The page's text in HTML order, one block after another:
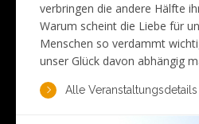
verbringen die andere Hälfte
Warum scheint die Liebe für
Menschen so verdammt
unser Glück davon abhängig
Alle Veranstaltungsdetails